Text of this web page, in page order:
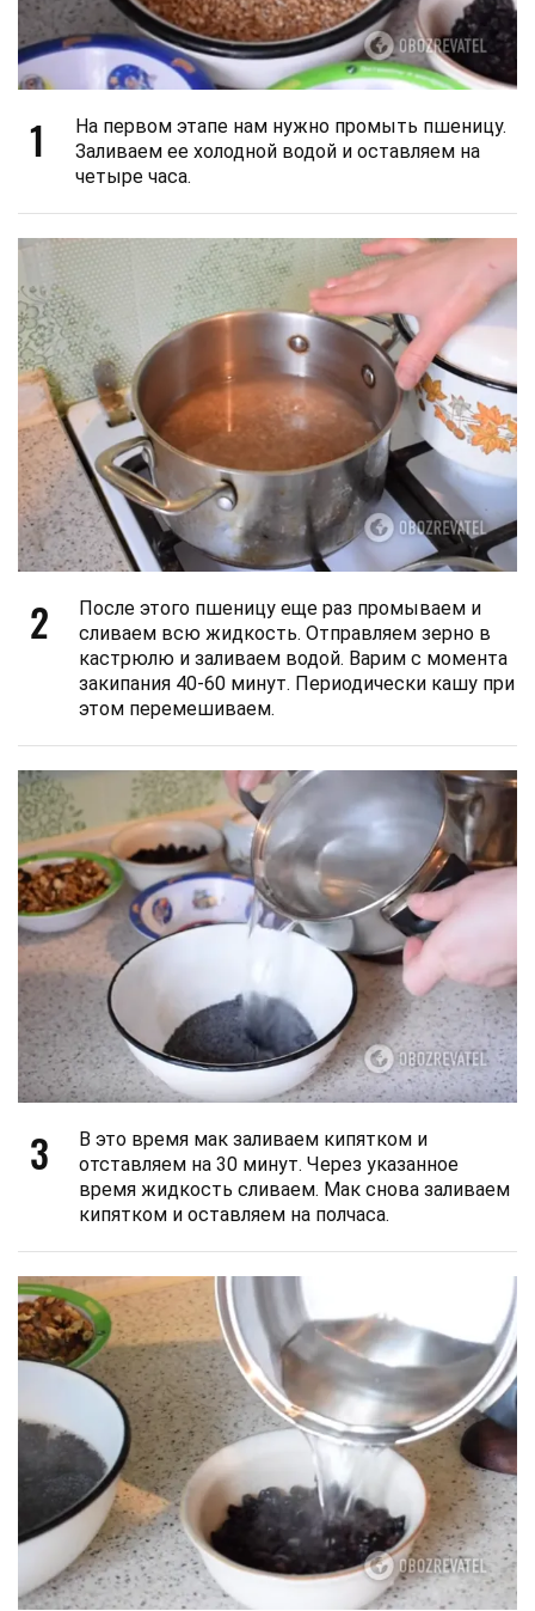
1
На первом этапе нам нужно промыть пшеницу.
Заливаем ее холодной водой и оставляем на
четыре часа.
2
После этого пшеницу еще раз промываем и
сливаем всю жидкость. Отправляем зерно в
кастрюлю и заливаем водой. Варим с момента
закипания 40-60 минут. Периодически кашу при
этом перемешиваем.
3
В это время мак заливаем кипятком и
отставляем на 30 минут. Через указанное
время жидкость сливаем. Мак снова заливаем
кипятком и оставляем на полчаса.